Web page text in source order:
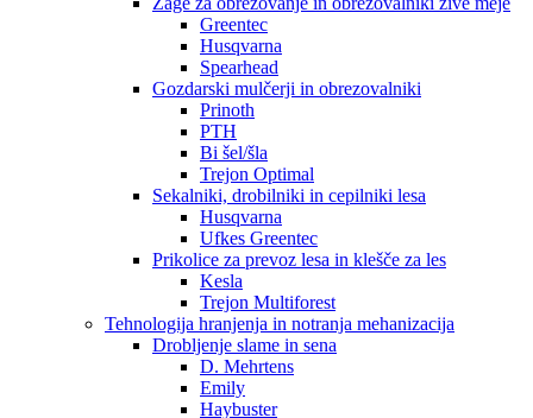
Greentec
Husqvarna
Spearhead
Gozdarski mulčerji in obrezovalniki
Prinoth
PTH
Bi šel/šla
Trejon Optimal
Sekalniki, drobilniki in cepilniki lesa
Husqvarna
Ufkes Greentec
Prikolice za prevoz lesa in klešče za les
Kesla
Trejon Multiforest
Tehnologija hranjenja in notranja mehanizacija
Drobljenje slame in sena
D. Mehrtens
Emily
Haybuster